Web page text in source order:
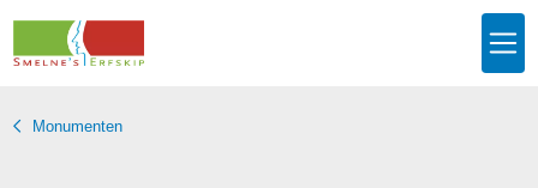
Monumenten